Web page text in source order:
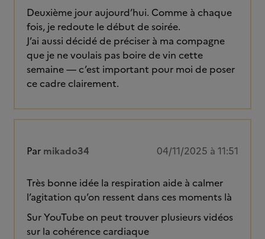
Deuxième jour aujourd’hui. Comme à chaque
fois, je redoute le début de soirée.
J’ai aussi décidé de préciser à ma compagne
que je ne voulais pas boire de vin cette
semaine — c’est important pour moi de poser
ce cadre clairement.
Par mikado34 04/11/2025 à 11:51
Très bonne idée la respiration aide à calmer
l’agitation qu’on ressent dans ces moments là
Sur YouTube on peut trouver plusieurs vidéos
sur la cohérence cardiaque